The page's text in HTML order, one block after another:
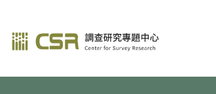
調查研究—方法與應